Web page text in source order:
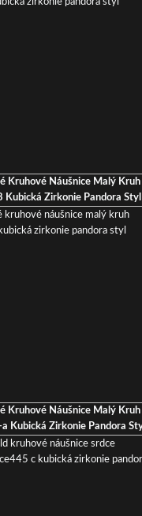
Kruhové Náušnice Malý Kruh
Kubická Zirkonie Pandora Styl
Kruhové Náušnice Malý Kruh
Kubická Zirkonie Pandora